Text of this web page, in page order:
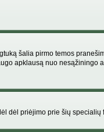
šalia pirmo temos
apklausą nuo nesąžiningo
dėl priėjimo prie šių